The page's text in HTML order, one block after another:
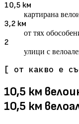
10,5 км
картирана
3,2 км
от тях
2
улици с
[ от какво е
10,5 км
10,5 км